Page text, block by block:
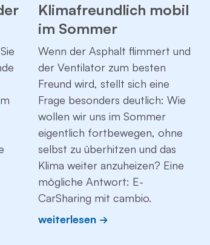
Klimafreundlich mobil
im Sommer
Wenn der Asphalt flimmert und
der Ventilator zum besten
Freund wird, stellt sich eine
Frage besonders deutlich: Wie
wollen wir uns im Sommer
eigentlich fortbewegen, ohne
selbst zu überhitzen und das
Klima weiter anzuheizen? Eine
mögliche Antwort: E-
CarSharing mit cambio.
weiterlesen